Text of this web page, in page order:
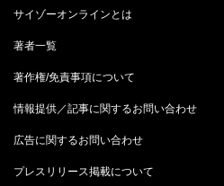
サイゾーオンラインとは
著者一覧
著作権/免責事項について
情報提供／記事に関するお問い合わせ
広告に関するお問い合わせ
プレスリリース掲載について